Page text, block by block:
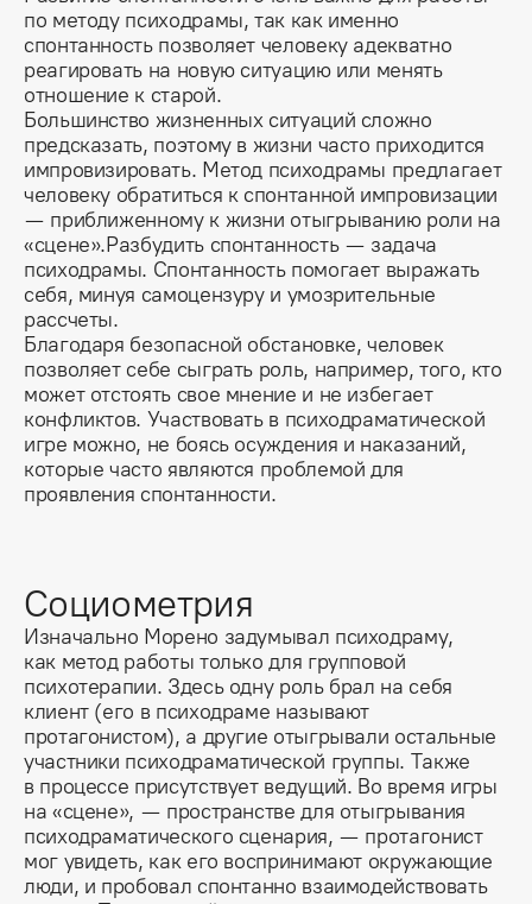
по методу психодрамы, так как именно
спонтанность позволяет человеку адекватно
реагировать на новую ситуацию или менять
отношение к старой.
Большинство жизненных ситуаций сложно
предсказать, поэтому в жизни часто приходится
импровизировать. Метод психодрамы предлагает
человеку обратиться к спонтанной импровизации
— приближенному к жизни отыгрыванию роли на
«сцене».Разбудить спонтанность — задача
психодрамы. Спонтанность помогает выражать
себя, минуя самоцензуру и умозрительные
рассчеты.
Благодаря безопасной обстановке, человек
позволяет себе сыграть роль, например, того, кто
может отстоять свое мнение и не избегает
конфликтов. Участвовать в психодраматической
игре можно, не боясь осуждения и наказаний,
которые часто являются проблемой для
проявления спонтанности.
Социометрия
Изначально Морено задумывал психодраму,
как метод работы только для групповой
психотерапии. Здесь одну роль брал на себя
клиент (его в психодраме называют
протагонистом), а другие отыгрывали остальные
участники психодраматической группы. Также
в процессе присутствует ведущий. Во время игры
на «сцене», — пространстве для отыгрывания
психодраматического сценария, — протагонист
мог увидеть, как его воспринимают окружающие
люди, и пробовал спонтанно взаимодействовать